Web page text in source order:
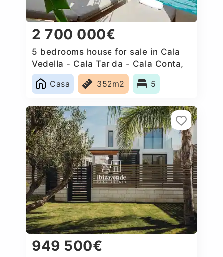
2 700 000€
5 bedrooms house for sale in Cala
Vedella - Cala Tarida - Cala Conta,
Spain
Casa
352m2 5
949 500€